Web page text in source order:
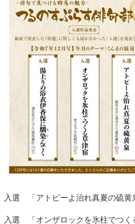
入選 「アトピーよ治れ真夏の硫
入選 「オンザロックを氷柱でつ